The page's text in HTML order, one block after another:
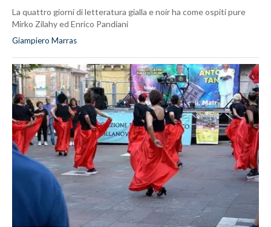
La quattro giorni di letteratura gialla e noir ha come ospiti pure
Mirko Zilahy ed Enrico Pandiani
Giampiero Marras